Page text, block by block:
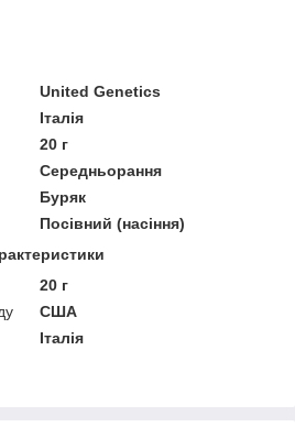
United Genetics
Італія
20 г
Середньорання
Буряк
Посівний (насіння)
20 г
США
Італія